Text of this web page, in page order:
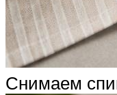
Снимаем